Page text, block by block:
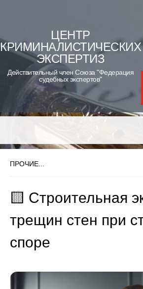
content
ЦЕНТР
КРИМИНАЛИСТИЧЕСКИХ
ЭКСПЕРТИЗ
Действительный член Союза "Федерация
судебных экспертов"
ПРОЧИЕ...
🟨 Строительная
трещин стен при
споре